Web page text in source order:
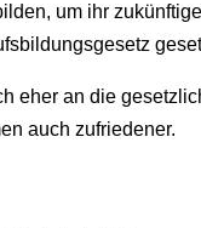
um ihr
eher an die
auch zufriedener.